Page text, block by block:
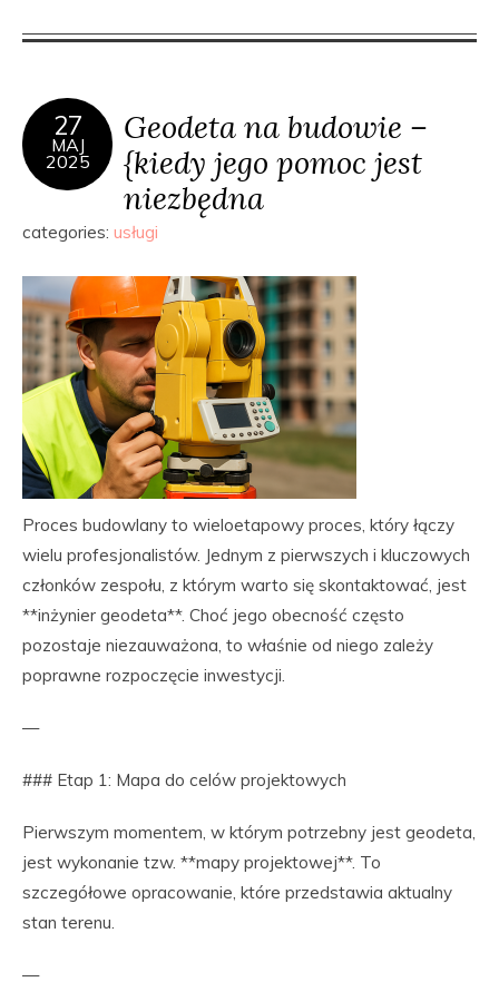
27
MAJ
2025
Geodeta na budowie –
{kiedy jego pomoc jest
niezbędna
categories: usługi
Proces budowlany to wieloetapowy proces, który łączy
wielu profesjonalistów. Jednym z pierwszych i kluczowych
członków zespołu, z którym warto się skontaktować, jest
**inżynier geodeta**. Choć jego obecność często
pozostaje niezauważona, to właśnie od niego zależy
poprawne rozpoczęcie inwestycji.
—
### Etap 1: Mapa do celów projektowych
Pierwszym momentem, w którym potrzebny jest geodeta,
jest wykonanie tzw. **mapy projektowej**. To
szczegółowe opracowanie, które przedstawia aktualny
stan terenu.
—